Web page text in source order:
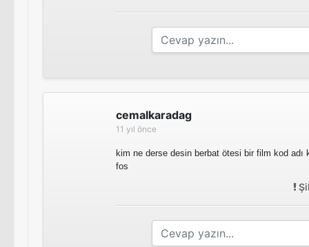
cemalkaradag
11 yıl önce
kim ne derse desin berbat ötesi bir film kod adı
fos